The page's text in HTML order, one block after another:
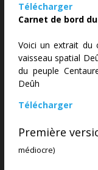
Télécharger
Carnet de bord
Voici un extrait du
vaisseau spatial
du peuple
Deûh
Télécharger
Première
médiocre)